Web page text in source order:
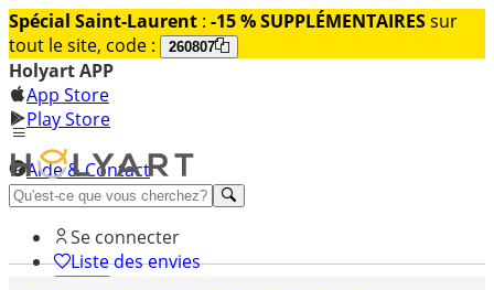
Spécial Saint-Laurent : -15 % SUPPLÉMENTAIRESsur
tout le site, code :
260807
Holyart APP
App Store
Play Store
Aide & Contact
Découvrez Premium
Se connecter
Liste des envies